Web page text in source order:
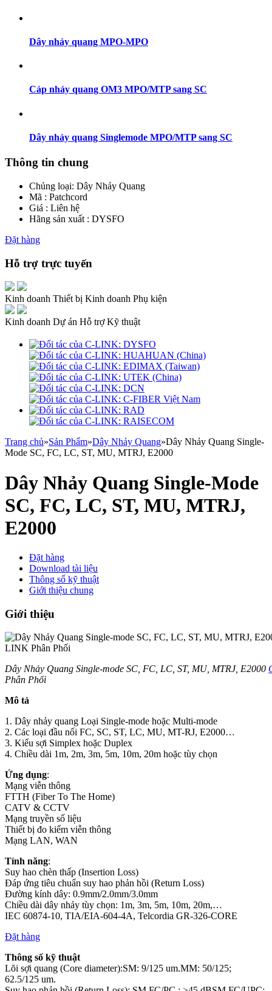
Dây nhảy quang MPO-MPO
Cáp nhảy quang OM3 MPO/MTP sang SC
Dây nhảy quang Singlemode MPO/MTP sang SC
Thông tin chung
Chủng loại: Dây Nhảy Quang
Mã : Patchcord
Giá : Liên hệ
Hãng sản xuất : DYSFO
Đặt hàng
Hỗ trợ trực tuyến
Kinh doanh Thiết bị Kinh doanh Phụ kiện
Kinh doanh Dự án Hỗ trợ Kỹ thuật
Trang chủ»Sản Phẩm»Dây Nhảy Quang»Dây Nhảy Quang Single-
Mode SC, FC, LC, ST, MU, MTRJ, E2000
Dây Nhảy Quang Single-Mode
SC, FC, LC, ST, MU, MTRJ,
E2000
Đặt hàng
Download tài liệu
Thông số kỹ thuật
Giới thiệu chung
Giới thiệu
Dây Nhảy Quang Single-mode SC, FC, LC, ST, MU, MTRJ, E2000
Phân Phối
Mô tả
1. Dây nhảy quang Loại Single-mode hoặc Multi-mode
2. Các loại đầu nối FC, SC, ST, LC, MU, MT-RJ, E2000…
3. Kiểu sợi Simplex hoặc Duplex
4. Chiều dài 1m, 2m, 3m, 5m, 10m, 20m hoặc tùy chọn
Ứng dụng:
Mạng viễn thông
FTTH (Fiber To The Home)
CATV & CCTV
Mạng truyền số liệu
Thiết bị đo kiểm viễn thông
Mạng LAN, WAN
Tính năng:
Suy hao chèn thấp (Insertion Loss)
Đáp ứng tiêu chuẩn suy hao phản hồi (Return Loss)
Đường kính dây: 0.9mm/2.0mm/3.0mm
Chiều dài dây nhảy tùy chọn: 1m, 3m, 5m, 10m, 20m,…
IEC 60874-10, TIA/EIA-604-4A, Telcordia GR-326-CORE
Đặt hàng
Thông số kỹ thuật
Lõi sợi quang (Core diameter):SM: 9/125 um.MM: 50/125;
62.5/125 um.